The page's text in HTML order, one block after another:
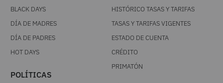
BLACK DAYS
DÍA DE MADRES
DÍA DE PADRES
HOT DAYS
POLÍTICAS
HISTÓRICO TASAS Y TARIFAS
TASAS Y TARIFAS VIGENTES
ESTADO DE CUENTA
CRÉDITO
PRIMATÓN